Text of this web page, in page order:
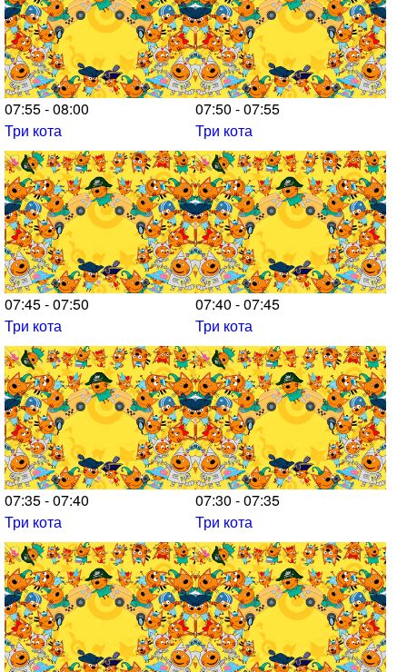
07:55 - 08:00
Три кота
07:50 - 07:55
Три кота
07:45 - 07:50
Три кота
07:40 - 07:45
Три кота
07:35 - 07:40
Три кота
07:30 - 07:35
Три кота